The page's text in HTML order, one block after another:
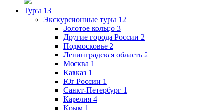
Туры 13
Экскурсионные туры 12
Золотое кольцо 3
Другие города России 2
Подмосковье 2
Ленинградская область 2
Москва 1
Кавказ 1
Юг России 1
Санкт-Петербург 1
Карелия 4
Крым 1